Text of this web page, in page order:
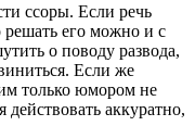
ссоры. Если речь
его можно и с
о поводу развода,
Если же
только юмором не
аккуратно,